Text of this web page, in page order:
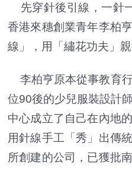
先穿針後引線，一針
香港來穗創業青年李柏
線」，用「繡花功夫」
李柏亨原本從事教育
位90後的少兒服裝設計
中心成立了自己在內地
用針線手工「秀」出傳
所創建的公司，已獲批